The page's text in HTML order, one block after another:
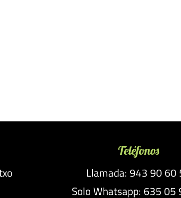
Teléfonos
Llamada: 943 90 60
Solo Whatsapp: 635 05